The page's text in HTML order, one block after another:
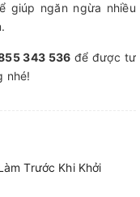
giúp ngăn ngừa nhiều
343 536 để được tư
nhé!
Trước Khi Khởi